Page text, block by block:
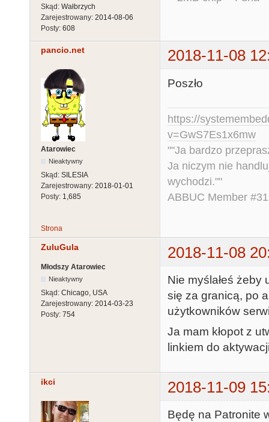
Skąd: Wałbrzych
Zarejestrowany: 2014-08-06
Posty: 608
pancio.net 2018-11-08
Atarowiec
Nieaktywny
Skąd: SILESIA
Zarejestrowany: 2018-01-01
Posty: 1,685
Poszło
https://
v=GwS7Es1x6mw
""Ja bardzo
Ja niczym nie
wychodzi.""
ABBUC Member
Strona
ZuluGula 2018-11-08
Młodszy Atarowiec
Nieaktywny
Skąd: Chicago, USA
Zarejestrowany: 2014-03-23
Posty: 754
Nie myślałeś
się za granicą, po
użytkowników
Ja mam kłopot z
linkiem do
ikci 2018-11-09
Będę na Patronite